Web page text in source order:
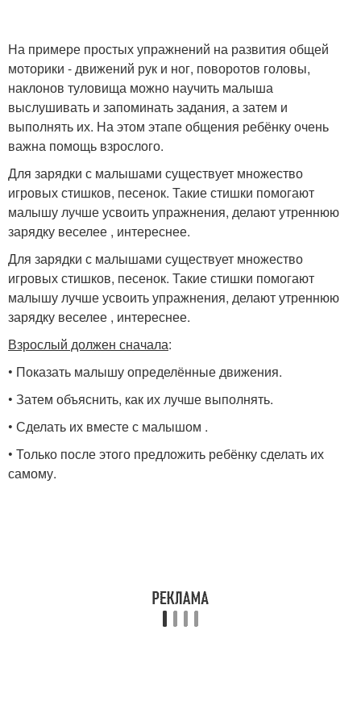
На примере простых упражнений на развития общей
моторики - движений рук и ног, поворотов головы,
наклонов туловища можно научить малыша
выслушивать и запоминать задания, а затем и
выполнять их. На этом этапе общения ребёнку очень
важна помощь взрослого.
Для зарядки с малышами существует множество
игровых стишков, песенок. Такие стишки помогают
малышу лучше усвоить упражнения, делают утреннюю
зарядку веселее , интереснее.
Для зарядки с малышами существует множество
игровых стишков, песенок. Такие стишки помогают
малышу лучше усвоить упражнения, делают утреннюю
зарядку веселее , интереснее.
Взрослый должен сначала:
• Показать малышу определённые движения.
• Затем объяснить, как их лучше выполнять.
• Сделать их вместе с малышом .
• Только после этого предложить ребёнку сделать их
самому.